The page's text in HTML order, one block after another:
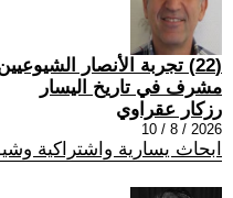
(22) تجربة الأنصار
مشرف في تاريخ اليسار
رزكار عقراوي
2026 / 8 / 10
ابحاث يسارية واشتراكية